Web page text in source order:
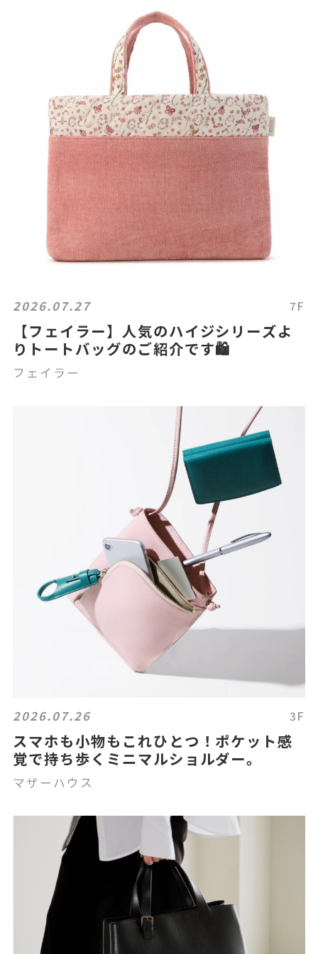
2026.07.27 7F
【フェイラー】人気のハイジシリーズよ
りトートバッグのご紹介です🛍️
フェイラー
2026.07.26 3F
スマホも小物もこれひとつ！ポケット感
覚で持ち歩くミニマルショルダー。
マザーハウス